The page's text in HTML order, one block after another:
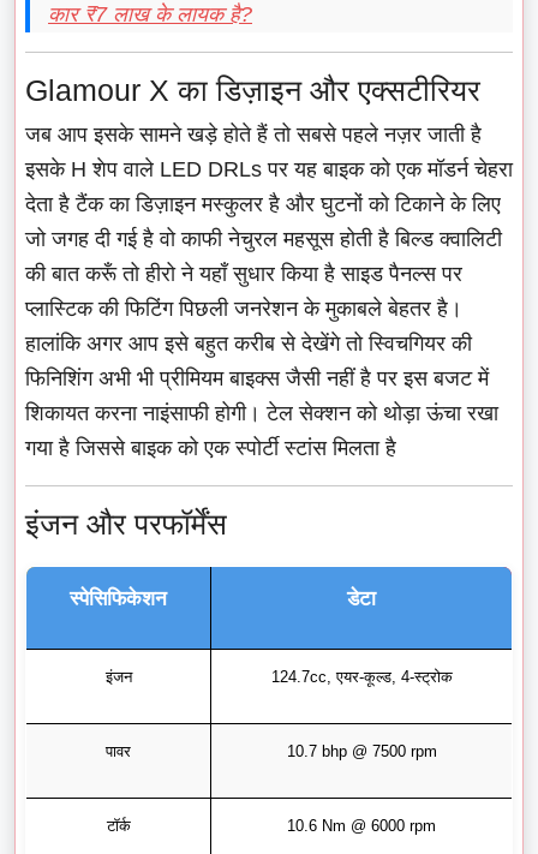
कार ₹7 लाख के लायक है?
Glamour X का डिज़ाइन और एक्सटीरियर
जब आप इसके सामने खड़े होते हैं तो सबसे पहले नज़र जाती है
इसके H शेप वाले LED DRLs पर यह बाइक को एक मॉडर्न चेहरा
देता है टैंक का डिज़ाइन मस्कुलर है और घुटनों को टिकाने के लिए
जो जगह दी गई है वो काफी नेचुरल महसूस होती है बिल्ड क्वालिटी
की बात करूँ तो हीरो ने यहाँ सुधार किया है साइड पैनल्स पर
प्लास्टिक की फिटिंग पिछली जनरेशन के मुकाबले बेहतर है।
हालांकि अगर आप इसे बहुत करीब से देखेंगे तो स्विचगियर की
फिनिशिंग अभी भी प्रीमियम बाइक्स जैसी नहीं है पर इस बजट में
शिकायत करना नाइंसाफी होगी। टेल सेक्शन को थोड़ा ऊंचा रखा
गया है जिससे बाइक को एक स्पोर्टी स्टांस मिलता है
इंजन और परफॉर्मेंस
स्पेसिफिकेशन डेटा
इंजन 124.7cc, एयर-कूल्ड, 4-स्ट्रोक
पावर 10.7 bhp @ 7500 rpm
टॉर्क 10.6 Nm @ 6000 rpm